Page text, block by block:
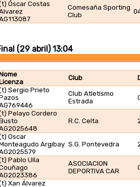
Óscar Costas
Comesaña Sporting
Club
Club
Sergio Prieto
Club Atletismo
Estrada
Pelayo Cordero
R.C. Celta
Oscar
Argibay S.G. Pontevedra
Pablo Ulla
ASOCIACION
DEPORTIVA CAR
Xan Álvarez
(29 abril) 13:04